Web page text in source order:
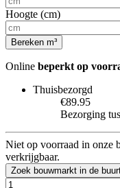
Hoogte (cm)
Bereken m³
Online beperkt op
Thuisbezorgd
€89.95
Bezorging
Niet op voorraad in onze
verkrijgbaar.
Zoek bouwmarkt in de